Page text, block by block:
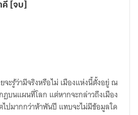
คี [จบ]​
จะรู้ว่ามีจริงหรือไม่ เมืองแห่งนี้ตั้งอยู่ ณ
บนแผนที่โลก แต่หากจะกล่าวถึงเมือง
ปมากกว่าห้าพันปี แทบจะไม่มีข้อมูลใด